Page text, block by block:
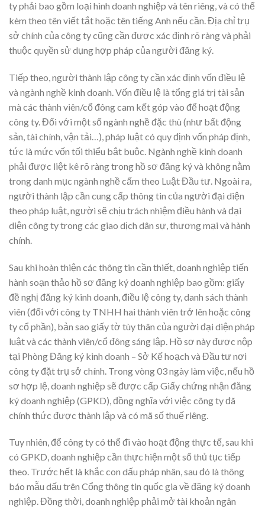
ty phải bao gồm loại hình doanh nghiệp và tên riêng, và có thể
kèm theo tên viết tắt hoặc tên tiếng Anh nếu cần. Địa chỉ trụ
sở chính của công ty cũng cần được xác định rõ ràng và phải
thuộc quyền sử dụng hợp pháp của người đăng ký.
Tiếp theo, người thành lập công ty cần xác định vốn điều lệ
và ngành nghề kinh doanh. Vốn điều lệ là tổng giá trị tài sản
mà các thành viên/cổ đông cam kết góp vào để hoạt động
công ty. Đối với một số ngành nghề đặc thù (như bất động
sản, tài chính, vận tải…), pháp luật có quy định vốn pháp định,
tức là mức vốn tối thiểu bắt buộc. Ngành nghề kinh doanh
phải được liệt kê rõ ràng trong hồ sơ đăng ký và không nằm
trong danh mục ngành nghề cấm theo Luật Đầu tư. Ngoài ra,
người thành lập cần cung cấp thông tin của người đại diện
theo pháp luật, người sẽ chịu trách nhiệm điều hành và đại
diện công ty trong các giao dịch dân sự, thương mại và hành
chính.
Sau khi hoàn thiện các thông tin cần thiết, doanh nghiệp tiến
hành soạn thảo hồ sơ đăng ký doanh nghiệp bao gồm: giấy
đề nghị đăng ký kinh doanh, điều lệ công ty, danh sách thành
viên (đối với công ty TNHH hai thành viên trở lên hoặc công
ty cổ phần), bản sao giấy tờ tùy thân của người đại diện pháp
luật và các thành viên/cổ đông sáng lập. Hồ sơ này được nộp
tại Phòng Đăng ký kinh doanh – Sở Kế hoạch và Đầu tư nơi
công ty đặt trụ sở chính. Trong vòng 03 ngày làm việc, nếu hồ
sơ hợp lệ, doanh nghiệp sẽ được cấp Giấy chứng nhận đăng
ký doanh nghiệp (GPKD), đồng nghĩa với việc công ty đã
chính thức được thành lập và có mã số thuế riêng.
Tuy nhiên, để công ty có thể đi vào hoạt động thực tế, sau khi
có GPKD, doanh nghiệp cần thực hiện một số thủ tục tiếp
theo. Trước hết là khắc con dấu pháp nhân, sau đó là thông
báo mẫu dấu trên Cổng thông tin quốc gia về đăng ký doanh
nghiệp. Đồng thời, doanh nghiệp phải mở tài khoản ngân